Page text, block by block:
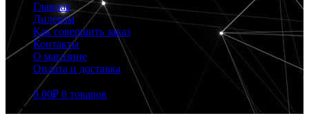
Главная
Дилерам
Как совершить заказ
Контакты
О магазине
Оплата и доставка
0.00₽ 0 товаров